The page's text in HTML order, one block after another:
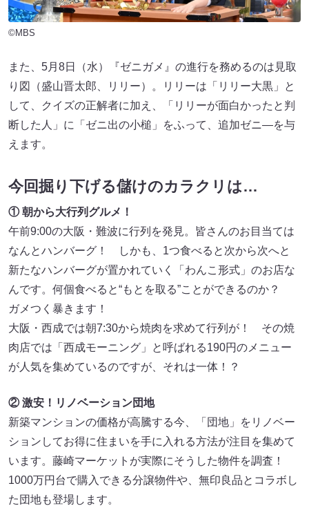
©MBS
また、5月8日（水）『ゼニガメ』の進行を務めるのは見取
り図（盛山晋太郎、リリー）。リリーは「リリー大黒」と
して、クイズの正解者に加え、「リリーが面白かったと判
断した人」に「ゼニ出の小槌」をふって、追加ゼニ―を与
えます。
今回掘り下げる儲けのカラクリは…
① 朝から大行列グルメ！
午前9:00の大阪・難波に行列を発見。皆さんのお目当ては
なんとハンバーグ！ しかも、1つ食べると次から次へと
新たなハンバーグが置かれていく「わんこ形式」のお店な
んです。何個食べると“もとを取る”ことができるのか？
ガメつく暴きます！
大阪・西成では朝7:30から焼肉を求めて行列が！ その焼
肉店では「西成モーニング」と呼ばれる190円のメニュー
が人気を集めているのですが、それは一体！？
② 激安！リノベーション団地
新築マンションの価格が高騰する今、「団地」をリノベー
ションしてお得に住まいを手に入れる方法が注目を集めて
います。藤崎マーケットが実際にそうした物件を調査！
1000万円台で購入できる分譲物件や、無印良品とコラボし
た団地も登場します。